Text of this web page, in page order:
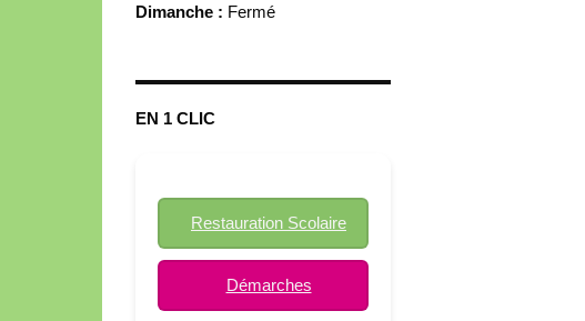
Dimanche : Fermé
EN 1 CLIC
Restauration Scolaire
Démarches